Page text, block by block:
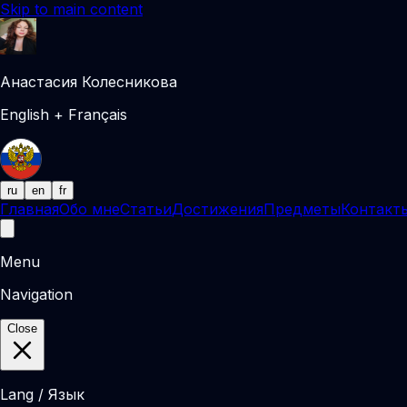
Skip to main content
Анастасия Колесникова
English + Français
ru en fr
ГлавнаяОбо мнеСтатьиДостиженияПредметы
Menu
Navigation
Close
Lang / Язык